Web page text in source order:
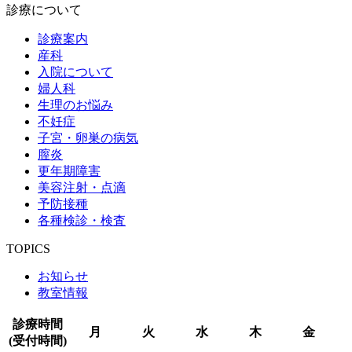
診療について
診療案内
産科
入院について
婦人科
生理のお悩み
不妊症
子宮・卵巣の病気
膣炎
更年期障害
美容注射・点滴
予防接種
各種検診・検査
TOPICS
お知らせ
教室情報
診療時間
(受付時間)
月 火 水 木 金